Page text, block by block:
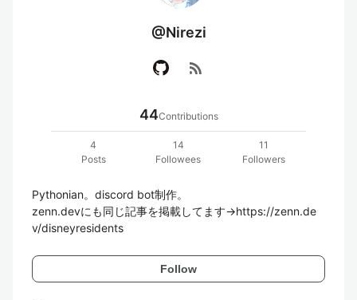
@Nirezi
rss_feed
44Contributions
4
Posts
14
Followees
11
Followers
Pythonian。discord bot制作。
zenn.devにも同じ記事を掲載してます->https://zenn.de
v/disneyresidents
Follow